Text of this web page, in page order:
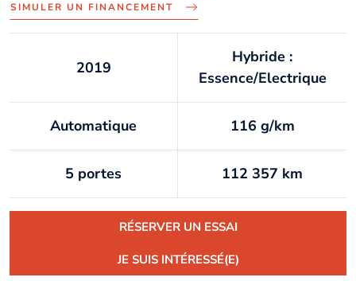
SIMULER UN FINANCEMENT
2019
Hybride :
Essence/Electrique
Automatique 116 g/km
5 portes 112 357 km
RÉSERVER UN ESSAI
JE SUIS INTÉRESSÉ(E)